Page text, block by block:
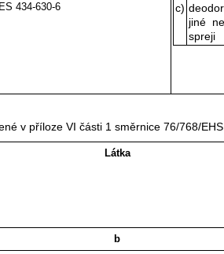
434-630-6
c)
jiné
spreji
v příloze VI části 1 směrnice 76/768/
Látka
b